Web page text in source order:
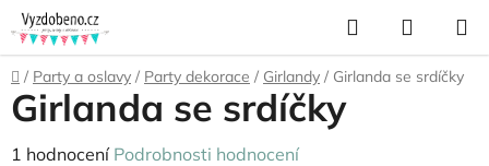
Přejít
na
obsah
Hledat
KOŠÍK
Domů
/ Party a oslavy / Party dekorace / Girlandy / Girlanda se srdíčky
Girlanda se srdíčky
Průměrné
1 hodnocení Podrobnosti hodnocení